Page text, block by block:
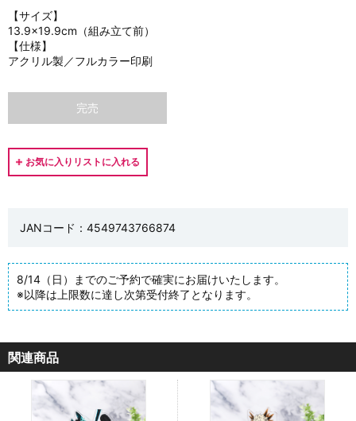
【サイズ】
13.9×19.9cm（組み立て前）
【仕様】
アクリル製／フルカラー印刷
完売
JANコード：4549743766874
8/14（日）までのご予約で確実にお届けいたします。
※以降は上限数に達し次第受付終了となります。
関連商品